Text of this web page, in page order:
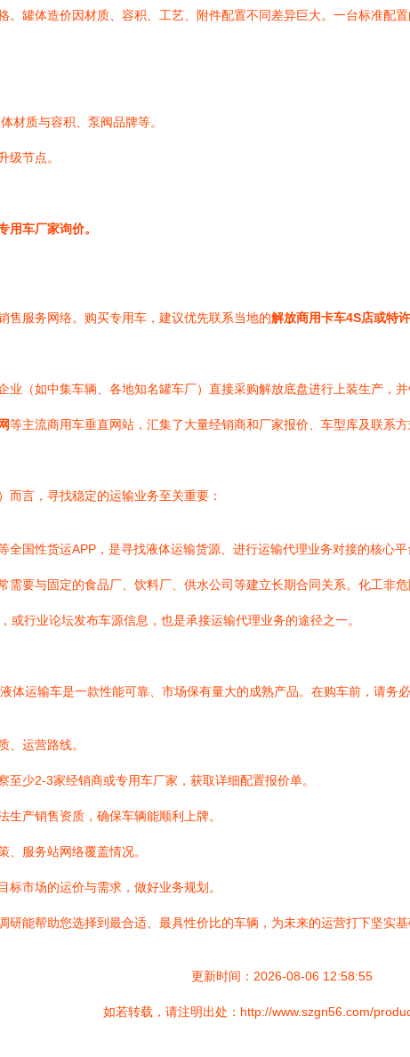
。罐体造价因材质、容积、工艺、附件配置不同差异巨大。一台标准配
材质与容积、泵阀品牌等。
级节点。
用车厂家询价。
售服务网络。购买专用车，建议优先联系当地的解放商用卡车4S店或特
业（如中集车辆、各地知名罐车厂）直接采购解放底盘进行上装生产，并
等主流商用车垂直网站，汇集了大量经销商和厂家报价、车型库及联系
而言，寻找稳定的运输业务至关重要：
全国性货运APP，是寻找液体运输货源、进行运输代理业务对接的核心平
需要与固定的食品厂、饮料厂、供水公司等建立长期合同关系。化工非
或行业论坛发布车源信息，也是承接运输代理业务的途径之一。
体运输车是一款性能可靠、市场保有量大的成熟产品。在购车前，请务必
、运营路线。
少2-3家经销商或专用车厂家，获取详细配置报价单。
生产销售资质，确保车辆能顺利上牌。
、服务站网络覆盖情况。
标市场的运价与需求，做好业务规划。
研能帮助您选择到最合适、最具性价比的车辆，为未来的运营打下坚实基
更新时间：2026-08-06 12:58:55
如若转载，请注明出处：http://www.szgn56.com/